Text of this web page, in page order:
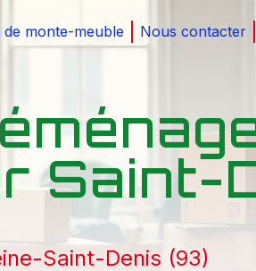
de monte-meuble Nous contacter
Saint-
Saint-Denis (93)